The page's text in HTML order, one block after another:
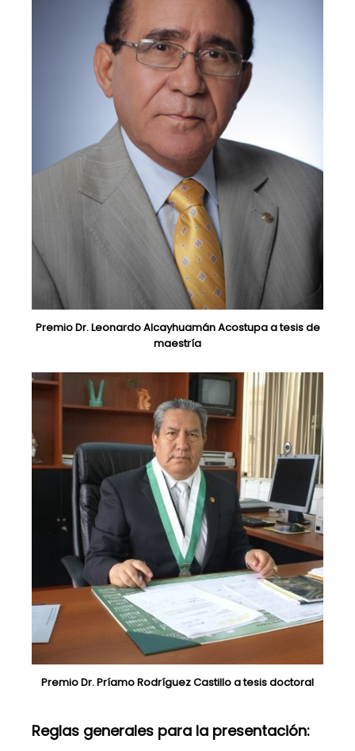
Premio Dr. Leonardo Alcayhuamán Acostupa a tesis de
maestría
Premio Dr. Príamo Rodríguez Castillo a tesis doctoral
Reglas generales para la presentación: